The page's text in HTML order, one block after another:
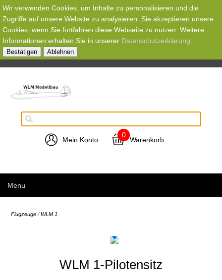
Wir verwenden Cookies, um Inhalte zu personalisieren und die
Zugriffe auf unsere Website zu analysieren. Sie akzeptieren unsere
Cookies, wenn Sie fortfahren diese Webseite zu nutzen. Weitere
Informationen erhalten Sie in unserer Datenschutzerklärung
Bestätigen Ablehnen
Mein Konto
0
Warenkorb
Menu
Flugzeuge / WLM 1
WLM 1-Pilotensitz